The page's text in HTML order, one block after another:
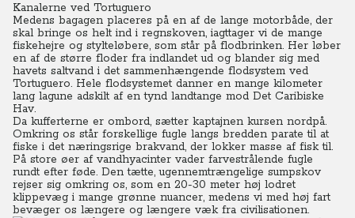
Kanalerne ved Tortuguero
Medens bagagen placeres på en af de lange motorbåde, der
skal bringe os helt ind i regnskoven, iagttager vi de mange
fiskehejre og stylteløbere, som står på flodbrinken. Her løber
en af de større floder fra indlandet ud og blander sig med
havets saltvand i det sammenhængende flodsystem ved
Tortuguero. Hele flodsystemet danner en mange kilometer
lang lagune adskilt af en tynd landtange mod Det Caribiske
Hav.
Da kufferterne er ombord, sætter kaptajnen kursen nordpå.
Omkring os står forskellige fugle langs bredden parate til at
fiske i det næringsrige brakvand, der lokker masse af fisk til.
På store øer af vandhyacinter vader farvestrålende fugle
rundt efter føde. Den tætte, ugennemtrængelige sumpskov
rejser sig omkring os, som en 20-30 meter høj lodret
klippevæg i mange grønne nuancer, medens vi med høj fart
bevæger os længere og længere væk fra civilisationen.